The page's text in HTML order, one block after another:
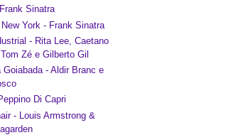
Sinatra
York - Frank Sinatra
- Rita Lee, Caetano
Zé e Gilberto Gil
Goiabada - Aldir Branc e
Di Capri
- Louis Armstrong &